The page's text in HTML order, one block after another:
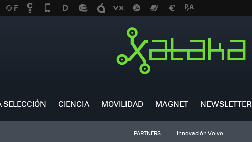
SELECCIÓN CIENCIA MOVILIDAD MAGNET NEWSLETTER
PARTNERS Innovación Volvo